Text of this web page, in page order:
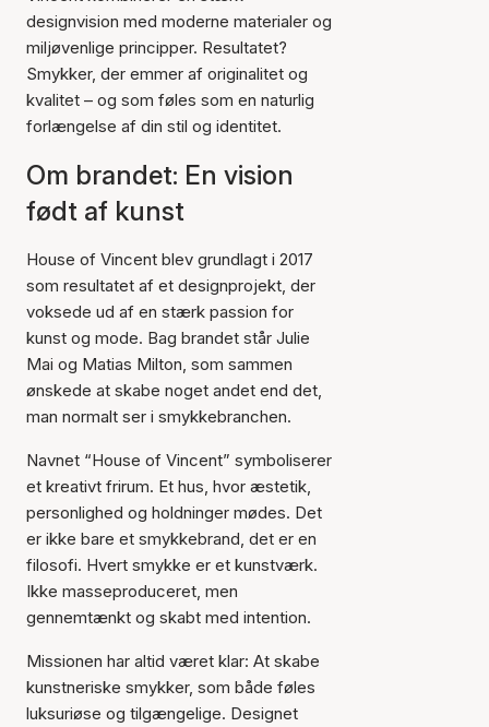
designvision med moderne materialer og
miljøvenlige principper. Resultatet?
Smykker, der emmer af originalitet og
kvalitet – og som føles som en naturlig
forlængelse af din stil og identitet.
Om brandet: En vision
født af kunst
House of Vincent blev grundlagt i 2017
som resultatet af et designprojekt, der
voksede ud af en stærk passion for
kunst og mode. Bag brandet står Julie
Mai og Matias Milton, som sammen
ønskede at skabe noget andet end det,
man normalt ser i smykkebranchen.
Navnet “House of Vincent” symboliserer
et kreativt frirum. Et hus, hvor æstetik,
personlighed og holdninger mødes. Det
er ikke bare et smykkebrand, det er en
filosofi. Hvert smykke er et kunstværk.
Ikke masseproduceret, men
gennemtænkt og skabt med intention.
Missionen har altid været klar: At skabe
kunstneriske smykker, som både føles
luksuriøse og tilgængelige. Designet